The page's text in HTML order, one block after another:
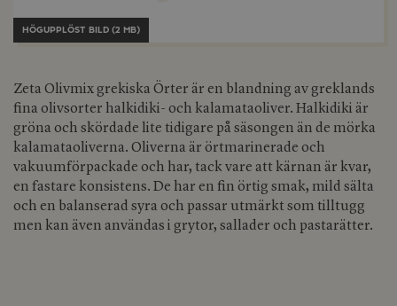
HÖGUPPLÖST BILD (2 MB)
Zeta Olivmix grekiska Örter är en blandning av greklands
fina olivsorter halkidiki- och kalamataoliver. Halkidiki är
gröna och skördade lite tidigare på säsongen än de mörka
kalamataoliverna. Oliverna är örtmarinerade och
vakuumförpackade och har, tack vare att kärnan är kvar,
en fastare konsistens. De har en fin örtig smak, mild sälta
och en balanserad syra och passar utmärkt som tilltugg
men kan även användas i grytor, sallader och pastarätter.